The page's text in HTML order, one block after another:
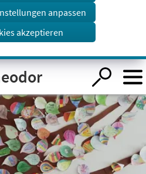
anpassen
akzeptieren